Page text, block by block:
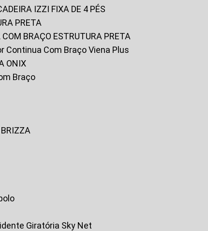
CADEIRA IZZI FIXA DE 4 PÉS
PRETA
COM BRAÇO ESTRUTURA PRETA
Continua Com Braço Viena Plus
ONIX
Braço
BRIZZA
Giratória Sky Net